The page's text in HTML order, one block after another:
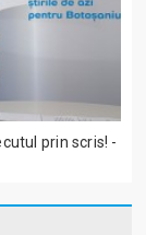
prin scris! -